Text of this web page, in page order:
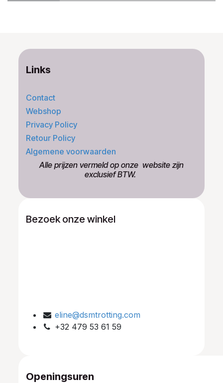
Links
Contact
Webshop
Privacy Policy
Retour Policy
Algemene voorwaarden
​Alle prijzen vermeld op onze ​website zijn
exclusief BTW.
Bezoek onze winkel
eline@dsmtrotting.com
+32 479 53 61 59
Openingsuren